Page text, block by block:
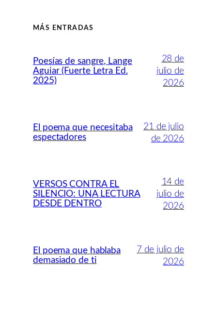
MÁS ENTRADAS
Poesías de sangre, Lange
Aguiar (Fuerte Letra Ed.
2025)
28 de
julio de
2026
El poema que necesitaba
espectadores
21 de julio
de 2026
VERSOS CONTRA EL
SILENCIO: UNA LECTURA
DESDE DENTRO
14 de
julio de
2026
El poema que hablaba
demasiado de ti
7 de julio de
2026